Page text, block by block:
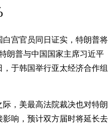
宫官员同日证实，特朗普将
朗普与中国国家主席习近平
于韩国举行亚太经济合作组
，美最高法院裁决也对特朗
响，预计双方届时将延长去